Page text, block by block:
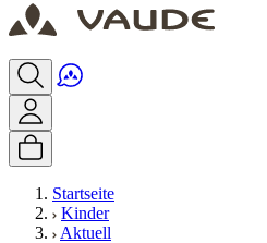
Startseite
Kinder
Aktuell